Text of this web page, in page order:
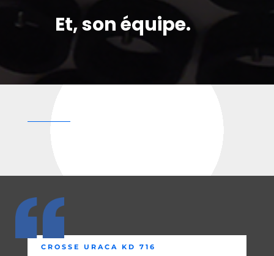
Et, son équipe.
CROSSE URACA KD 716